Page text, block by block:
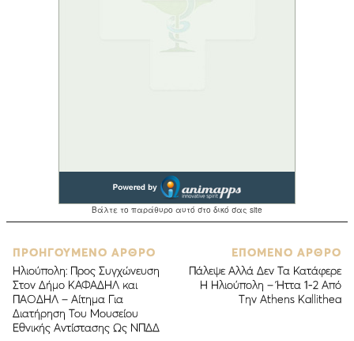
ΠΡΟΗΓΟΥΜΕΝΟ ΑΡΘΡΟ
Ηλιούπολη: Προς Συγχώνευση
Στον Δήμο ΚΑΦΑΔΗΛ και
ΠΑΟΔΗΛ – Αίτημα Για
Διατήρηση Του Μουσείου
Εθνικής Αντίστασης Ως ΝΠΔΔ
ΕΠΟΜΕΝΟ ΑΡΘΡΟ
Πάλεψε Αλλά Δεν Τα Κατάφερε
Η Ηλιούπολη – Ήττα 1-2 Από
Την Athens Kallithea